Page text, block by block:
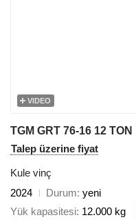
VIDEO
TGM GRT 76-16 12 TON
Talep üzerine fiyat
Kule vinç
2024
Durum yeni
Yük kapasitesi 12.000 kg